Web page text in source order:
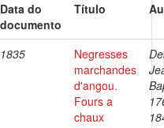
Data do
documento
Título
1835
Negresses
marchandes
d'angou.
Fours a
chaux